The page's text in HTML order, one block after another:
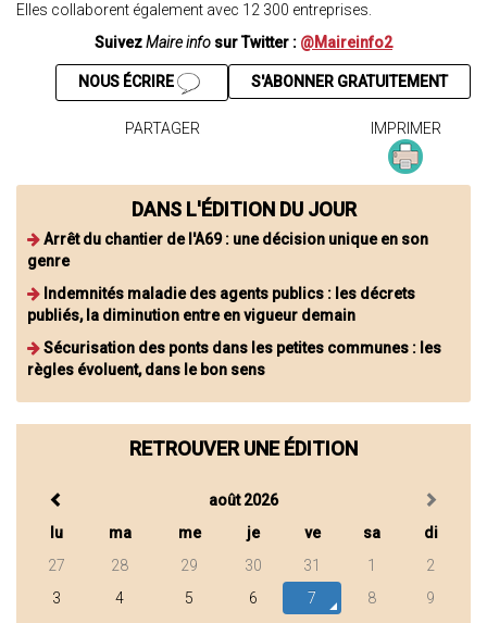
Elles collaborent également avec 12 300 entreprises.
SuivezMaire info sur Twitter : @Maireinfo2
S'ABONNER GRATUITEMENT
NOUS ÉCRIRE
PARTAGER IMPRIMER
DANS L'ÉDITION DU JOUR
Arrêt du chantier de l'A69 : une décision unique en son
genre
Indemnités maladie des agents publics : les décrets
publiés, la diminution entre en vigueur demain
Sécurisation des ponts dans les petites communes : les
règles évoluent, dans le bon sens
RETROUVER UNE ÉDITION
août 2026
lu
ma me je ve sa
di
27
28 29 30 31 1
2
3
4 5 6 7 8
9